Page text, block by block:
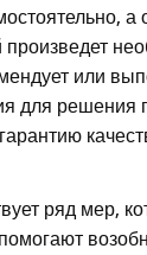
а
произведет
или
для решения
ряд мер,
помогают